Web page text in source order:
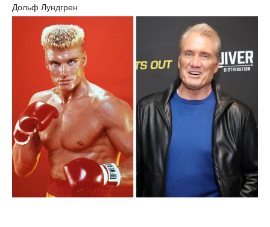
Дольф Лундгрен